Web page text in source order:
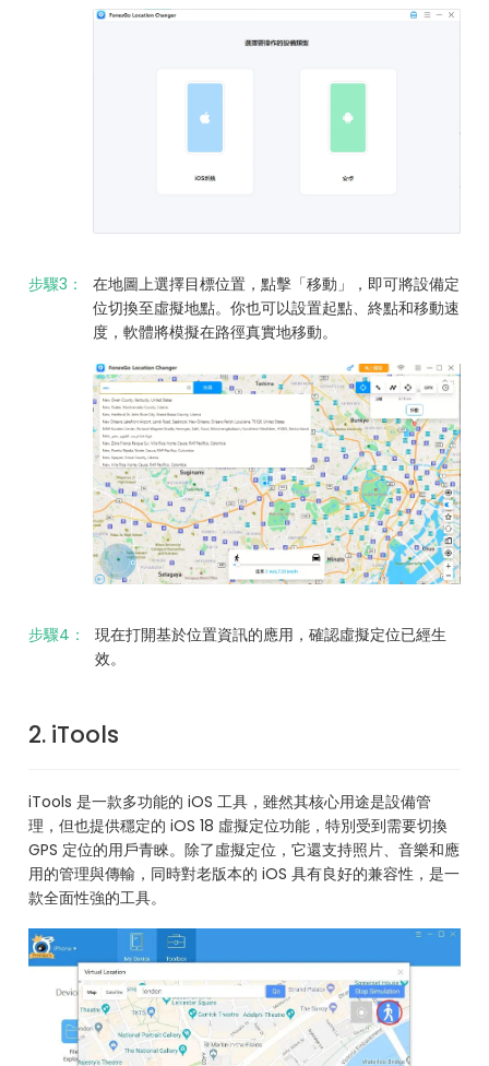
步驟3：
在地圖上選擇目標位置，點擊「移動」，即可將設備定
位切換至虛擬地點。你也可以設置起點、終點和移動速
度，軟體將模擬在路徑真實地移動。
步驟4：
現在打開基於位置資訊的應用，確認虛擬定位已經生
效。
2. iTools
iTools 是一款多功能的 iOS 工具，雖然其核心用途是設備管
理，但也提供穩定的 iOS 18 虛擬定位功能，特別受到需要切換
GPS 定位的用戶青睞。除了虛擬定位，它還支持照片、音樂和應
用的管理與傳輸，同時對老版本的 iOS 具有良好的兼容性，是一
款全面性強的工具。